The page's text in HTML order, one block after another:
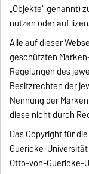
„Objekte“ genannt)
nutzen oder auf
Alle auf dieser
geschützten
Regelungen des
Besitzrechten der
Nennung der
diese nicht durch
Das Copyright für
Guericke-
Otto-von-Guericke-